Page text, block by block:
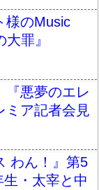
様のMusic
罪』
『悪夢のエレ
ミア記者会見
わん！』第5
・太宰と中